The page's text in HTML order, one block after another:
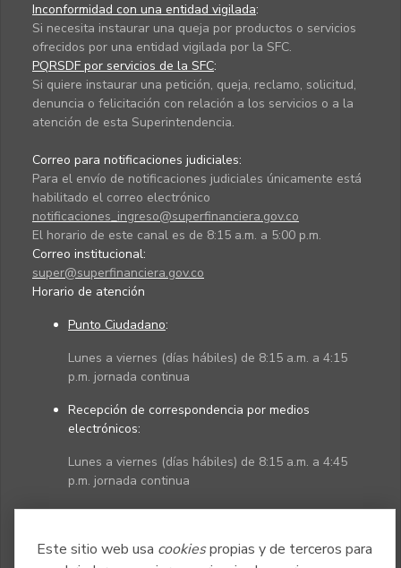
Este sitio web usa cookiespropias y de terceros para
Inconformidad con una entidad vigilada:
Si necesita instaurar una queja por productos o servicios
ofrecidos por una entidad vigilada por la SFC.
PQRSDF por servicios de la SFC:
Si quiere instaurar una petición, queja, reclamo, solicitud,
denuncia o felicitación con relación a los servicios o a la
atención de esta Superintendencia.
Correo para notificaciones judiciales:
Para el envío de notificaciones judiciales únicamente está
habilitado el correo electrónico
notificaciones_ingreso@superfinanciera.gov.co
El horario de este canal es de 8:15 a.m. a 5:00 p.m.
Correo institucional:
super@superfinanciera.gov.co
Horario de atención
Punto Ciudadano:
Lunes a viernes (días hábiles) de 8:15 a.m. a 4:15
p.m. jornada continua
Recepción de correspondencia por medios
electrónicos:
Lunes a viernes (días hábiles) de 8:15 a.m. a 4:45
p.m. jornada continua